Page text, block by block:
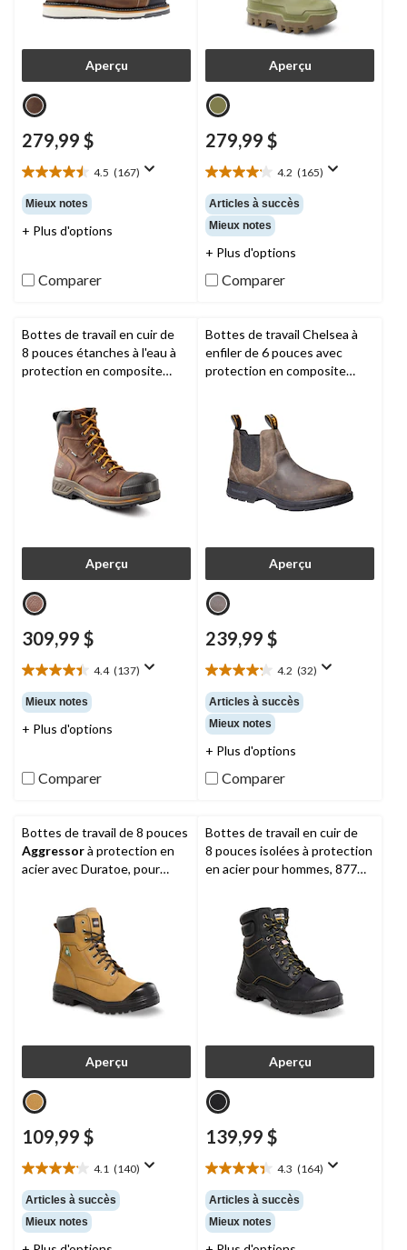
Aperçu
279,99 $
4.5 (167)
4.5
étoile(s)
sur
5.
Mieux notes
+ Plus d'options
Comparer
Aperçu
279,99 $
4.2 (165)
4.2
étoile(s)
sur
5.
165
Articles à succès
Mieux notes
+ Plus d'options
Comparer
Bottes de travail en cuir de
8 pouces étanches à l'eau à
protection en composite
Timberland PRO
Aperçu
309,99 $
4.4 (137)
4.4
étoile(s)
sur
5.
Mieux notes
+ Plus d'options
Comparer
Bottes de travail Chelsea à
enfiler de 6 pouces avec
protection en composite
Aperçu
239,99 $
4.2 (32)
4.2
étoile(s)
sur
5.
32
Articles à succès
Mieux notes
+ Plus d'options
Comparer
Bottes de travail de 8 pouces
Aggressorà protection en
acier avec Duratoe, pour
Aperçu
109,99 $
4.1 (140)
4.1
étoile(s)
sur
5.
140
Articles à succès
Mieux notes
Bottes de travail en cuir de
8 pouces isolées à protection
en acier pour hommes, 877
Aperçu
139,99 $
4.3 (164)
4.3
étoile(s)
sur
5.
164
Articles à succès
Mieux notes